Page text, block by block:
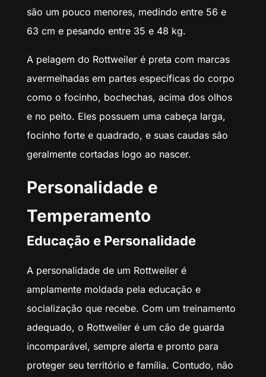
são um pouco menores, medindo entre 56 e
63 cm e pesando entre 35 e 48 kg.
A pelagem do Rottweiler é preta com marcas
avermelhadas em partes específicas do corpo
como o focinho, bochechas, acima dos olhos
e no peito. Eles possuem uma cabeça larga,
focinho forte e quadrado, e suas caudas são
geralmente cortadas logo ao nascer.
Personalidade e
Temperamento
Educação e Personalidade
A personalidade de um Rottweiler é
amplamente moldada pela educação e
socialização que recebe. Com um treinamento
adequado, o Rottweiler é um cão de guarda
incomparável, sempre alerta e pronto para
proteger seu território e família. Contudo, não